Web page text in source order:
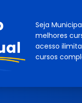
Seja
melhores
acesso
cursos